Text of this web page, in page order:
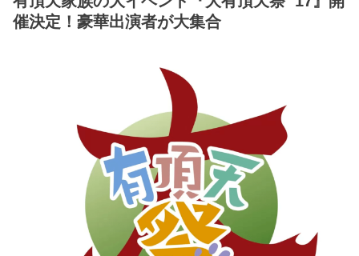
催決定！豪華出演者が大集合